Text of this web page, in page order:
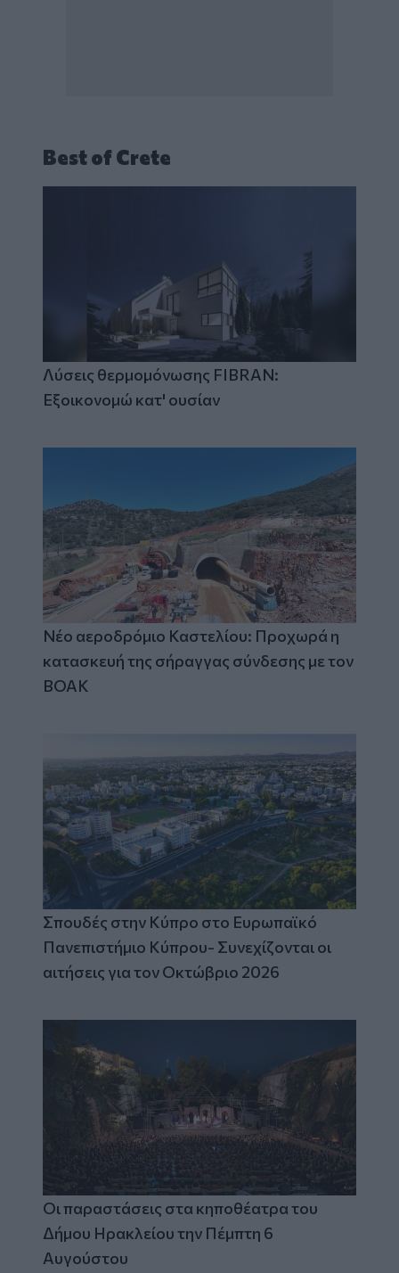
Best of Crete
Λύσεις θερμομόνωσης FIBRAN:
Εξοικονομώ κατ' ουσίαν
Νέο αεροδρόμιο Καστελίου: Προχωρά η
κατασκευή της σήραγγας σύνδεσης με τον
ΒΟΑΚ
Σπουδές στην Κύπρο στο Ευρωπαϊκό
Πανεπιστήμιο Κύπρου- Συνεχίζονται οι
αιτήσεις για τον Οκτώβριο 2026
Οι παραστάσεις στα κηποθέατρα του
Δήμου Ηρακλείου την Πέμπτη 6
Αυγούστου